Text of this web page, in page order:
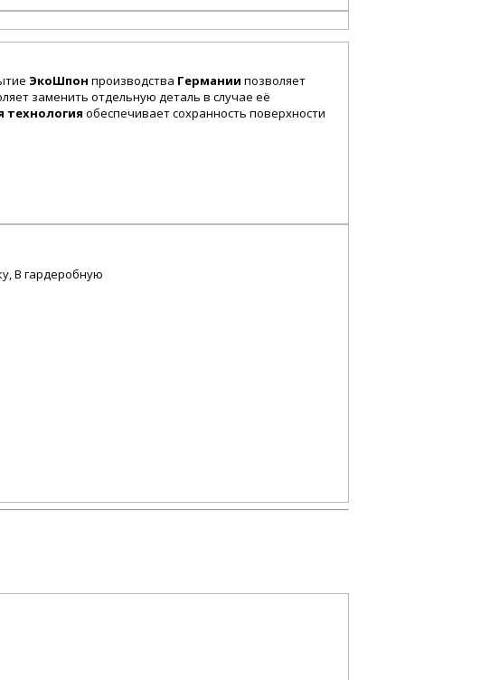
ЭкоШпон производства Германии позволяет
заменить отдельную деталь в случае её
технология обеспечивает сохранность поверхности
В гардеробную